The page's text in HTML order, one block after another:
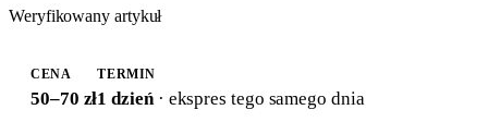
Weryfikowany artykuł
CENA
50–70 zł
TERMIN
1 dzień· ekspres tego samego dnia